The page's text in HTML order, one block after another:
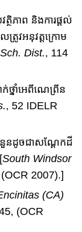
ត្ថិភាព​ និង​ការ​ផ្តល់
រូវអនុវត្ត​ក្រោម
Dist., 114
ក់​​ថ្នាំ​អេពីណេព្រីន
, 52 IDELR
នួន​ដូចជា​សណ្តែកដី
South Windsor
2007).]
(CA)
(OCR